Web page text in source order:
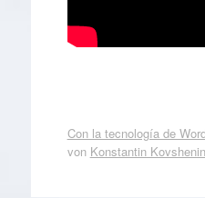
Con la tecnología de
von Konstantin Kovshenin